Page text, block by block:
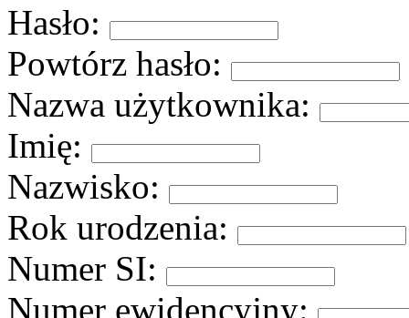
Hasło:
Powtórz hasło:
Nazwa użytkownika:
Imię:
Nazwisko:
Rok urodzenia:
Numer SI:
Numer ewidencyjny: